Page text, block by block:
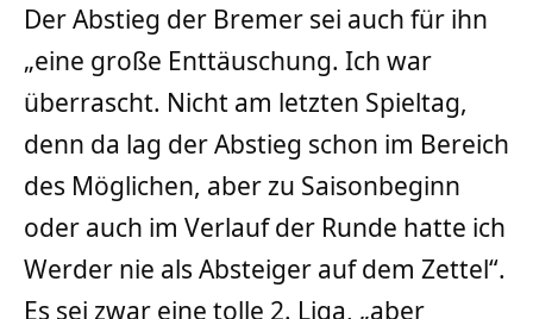
Der Abstieg der Bremer sei auch für ihn
„eine große Enttäuschung. Ich war
überrascht. Nicht am letzten Spieltag,
denn da lag der Abstieg schon im Bereich
des Möglichen, aber zu Saisonbeginn
oder auch im Verlauf der Runde hatte ich
Werder nie als Absteiger auf dem Zettel“.
Es sei zwar eine tolle 2. Liga, „aber